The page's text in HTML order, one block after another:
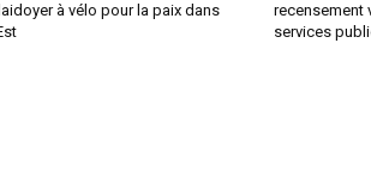
à vélo pour la paix dans
recensement
services